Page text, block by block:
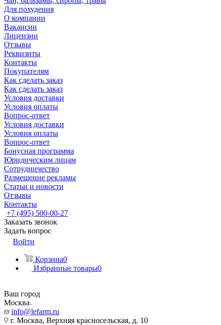
Для похудения
О компании
Вакансии
Лицензии
Отзывы
Реквизиты
Контакты
Покупателям
Как сделать заказ
Как сделать заказ
Условия доставки
Условия оплаты
Вопрос-ответ
Условия доставки
Условия оплаты
Вопрос-ответ
Бонусная программа
Юридическим лицам
Сотрудничество
Размещение рекламы
Статьи и новости
Отзывы
Контакты
+7 (495) 500-00-27
Заказать звонок
Задать вопрос
Войти
Корзина0
Избранные товары0
Ваш город
Москва
info@lefarm.ru
г. Москва, Верхняя красносельская, д. 10